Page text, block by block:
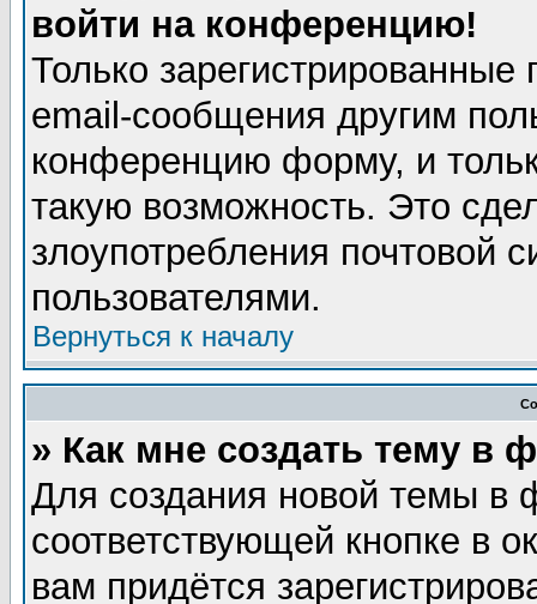
войти на конференцию!
Только зарегистрированные
email-сообщения другим
конференцию форму, и
такую возможность. Это
злоупотребления почтовой
пользователями.
Вернуться к началу
» Как мне создать тему в
Для создания новой темы в
соответствующей кнопке в
вам придётся